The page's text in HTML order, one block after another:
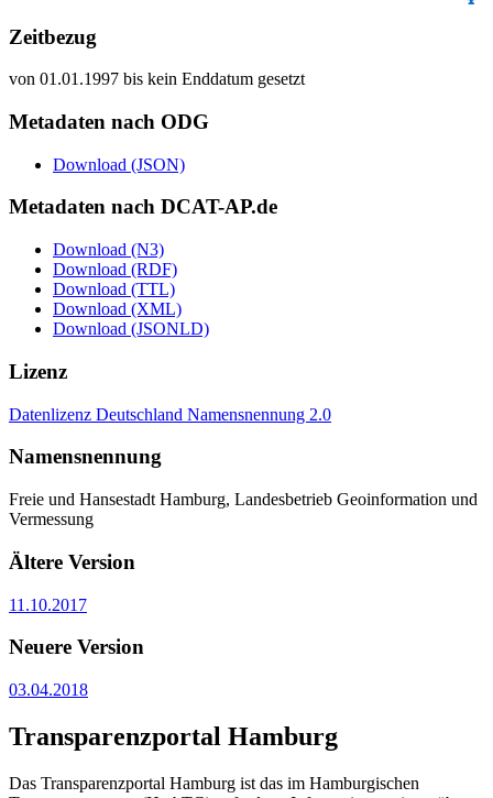
Zeitbezug
von 01.01.1997 bis kein Enddatum gesetzt
Metadaten nach ODG
Download (JSON)
Metadaten nach DCAT-AP.de
Download (N3)
Download (RDF)
Download (TTL)
Download (XML)
Download (JSONLD)
Lizenz
Datenlizenz Deutschland Namensnennung 2.0
Namensnennung
Freie und Hansestadt Hamburg, Landesbetrieb Geoinformation und
Vermessung
Ältere Version
11.10.2017
Neuere Version
03.04.2018
Transparenzportal Hamburg
Das Transparenzportal Hamburg ist das im Hamburgischen